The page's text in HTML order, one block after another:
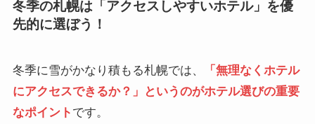
冬季の札幌は「アクセスしやすいホテル」を優
先的に選ぼう！
冬季に雪がかなり積もる札幌では、
「無理なくホテル
にアクセスできるか？」というのがホテル選びの重要
なポイント です。